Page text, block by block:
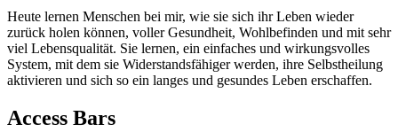
Heute lernen Menschen bei mir, wie sie sich ihr Leben wieder
zurück holen können, voller Gesundheit, Wohlbefinden und mit sehr
viel Lebensqualität. Sie lernen, ein einfaches und wirkungsvolles
System, mit dem sie Widerstandsfähiger werden, ihre Selbstheilung
aktivieren und sich so ein langes und gesundes Leben erschaffen.
Access Bars